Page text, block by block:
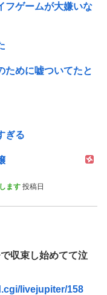
フゲームが大嫌いな
ために嘘ついてたと
ぎる
ます 投稿日
収束し始めてて泣
livejupiter/158